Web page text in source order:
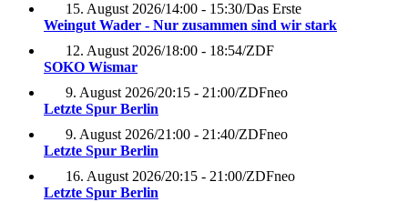
15. August 2026/14:00 - 15:30/Das Erste
Weingut Wader - Nur zusammen sind wir stark
12. August 2026/18:00 - 18:54/ZDF
SOKO Wismar
9. August 2026/20:15 - 21:00/ZDFneo
Letzte Spur Berlin
9. August 2026/21:00 - 21:40/ZDFneo
Letzte Spur Berlin
16. August 2026/20:15 - 21:00/ZDFneo
Letzte Spur Berlin